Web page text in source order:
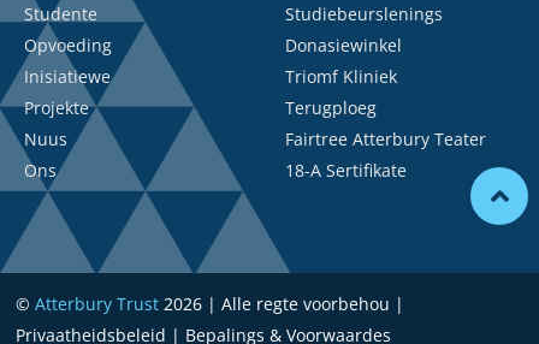
Studente
Opvoeding
Inisiatiewe
Projekte
Nuus
Ons
Studiebeurslenings
Donasiewinkel
Triomf Kliniek
Terugploeg
Fairtree Atterbury Teater
18-A Sertifikate
©Atterbury Trust 2026 | Alle regte voorbehou |
Privaatheidsbeleid | Bepalings & Voorwaardes